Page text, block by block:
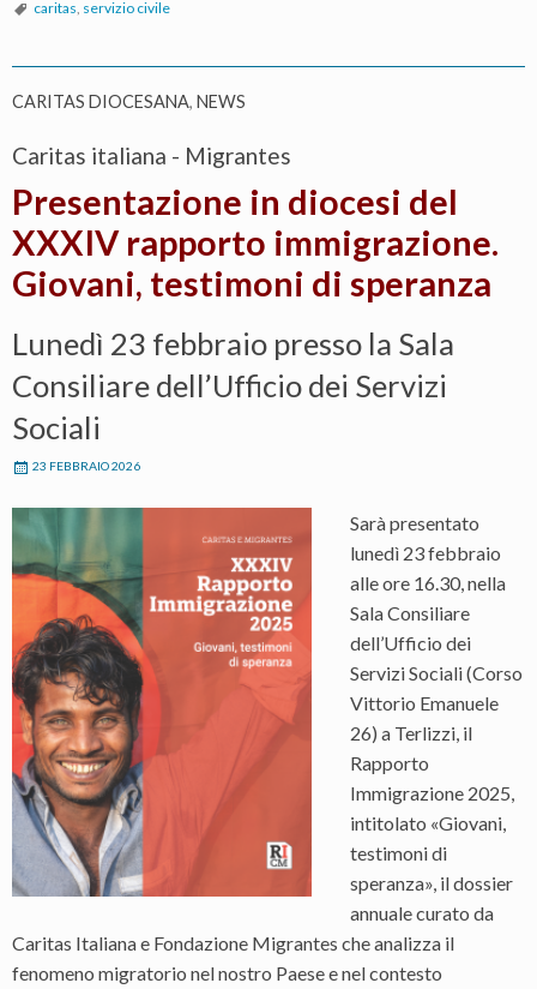
caritas servizio civile
CARITAS DIOCESANA, NEWS
Caritas italiana - Migrantes
Presentazione in diocesi del
XXXIV rapporto immigrazione.
Giovani, testimoni di speranza
Lunedì 23 febbraio presso la Sala
Consiliare dell’Ufficio dei Servizi
Sociali
23 FEBBRAIO 2026
Sarà presentato
lunedì 23 febbraio
alle ore 16.30, nella
Sala Consiliare
dell’Ufficio dei
Servizi Sociali (Corso
Vittorio Emanuele
26) a Terlizzi, il
Rapporto
Immigrazione 2025,
intitolato «Giovani,
testimoni di
speranza», il dossier
annuale curato da
Caritas Italiana e Fondazione Migrantes che analizza il
fenomeno migratorio nel nostro Paese e nel contesto